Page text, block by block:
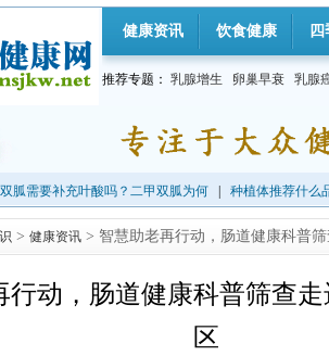
健康资讯 饮食健康
推荐专题： 乳腺增生 卵巢早衰 乳腺
胍需要补充叶酸吗？二甲双胍为何 种植体推荐什么
> 健康资讯 > 智慧助老再行动，肠道健康科普
行动，肠道健康科普筛查
区